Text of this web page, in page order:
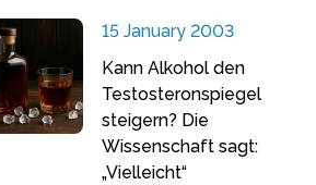
15 January 2003
Kann Alkohol den
Testosteronspiegel
steigern? Die
Wissenschaft sagt:
„Vielleicht“